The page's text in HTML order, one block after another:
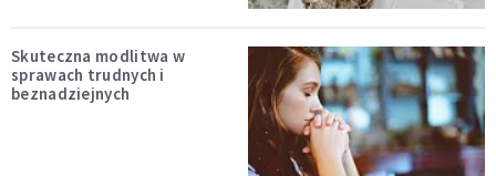
Skuteczna modlitwa w
sprawach trudnych i
beznadziejnych